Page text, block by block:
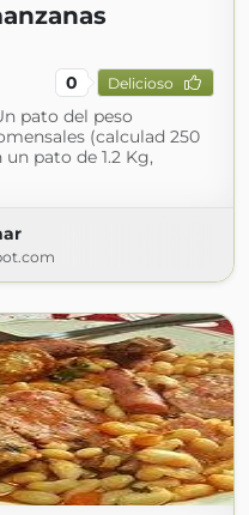
0 Delicioso
pato del peso
(calculad 250
pato de 1.2 Kg,